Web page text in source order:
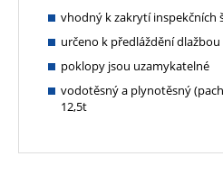
vhodný k zakrytí inspekčních
určeno k předláždění
poklopy jsou uzamykatelné
vodotěsný a plynotěsný
12,5t